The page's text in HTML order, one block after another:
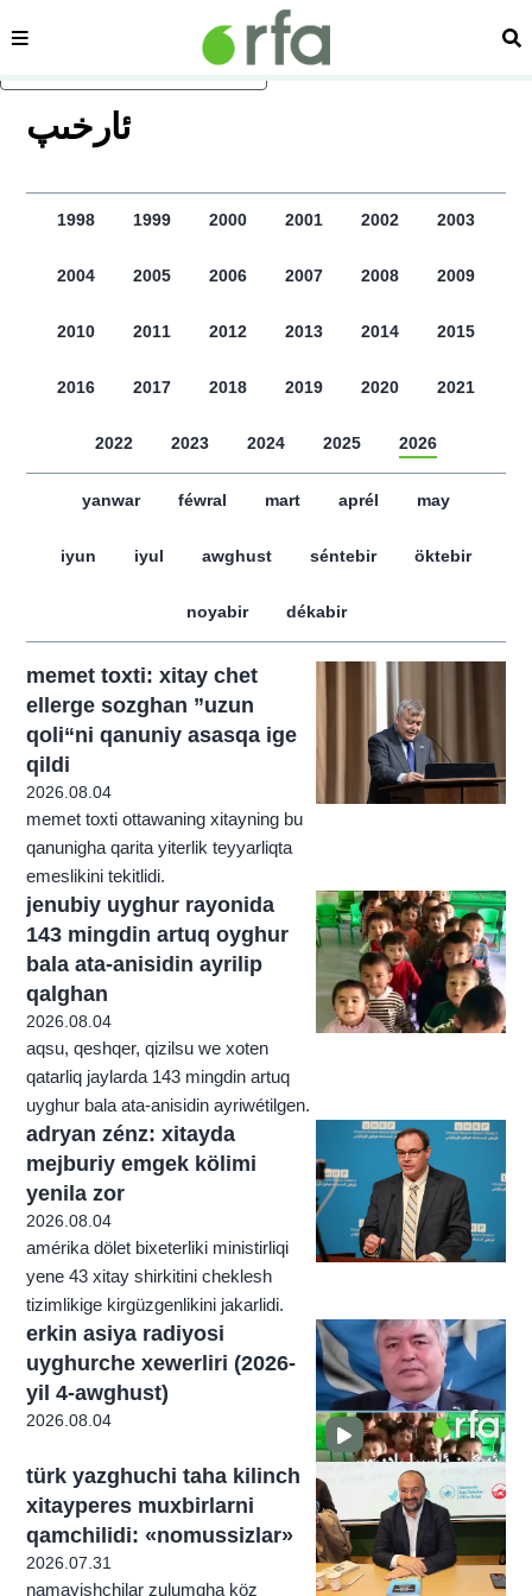
asasliq mezmungha atlang
sehipe
ﺋﺎﺭﺧﯩﭗ
1998 1999 2000 2001 2002 2003
2004 2005 2006 2007 2008 2009
2010 2011 2012 2013 2014 2015
2016 2017 2018 2019 2020 2021
2022 2023 2024 2025 2026
yanwar féwral mart aprél may
iyun iyul awghust séntebir öktebir
noyabir dékabir
memet toxti: xitay chet
ellerge sozghan ”uzun
qoli“ni qanuniy asasqa ige
qildi
2026.08.04
memet toxti ottawaning xitayning bu
qanunigha qarita yiterlik teyyarliqta
emeslikini tekitlidi.
jenubiy uyghur rayonida
143 mingdin artuq oyghur
bala ata-anisidin ayrilip
qalghan
2026.08.04
aqsu, qeshqer, qizilsu we xoten
qatarliq jaylarda 143 mingdin artuq
uyghur bala ata-anisidin ayriwétilgen.
adryan zénz: xitayda
mejburiy emgek kölimi
yenila zor
2026.08.04
amérika dölet bixeterliki ministirliqi
yene 43 xitay shirkitini cheklesh
tizimlikige kirgüzgenlikini jakarlidi.
erkin asiya radiyosi
uyghurche xewerliri (2026-
yil 4-awghust)
2026.08.04
türk yazghuchi taha kilinch
xitayperes muxbirlarni
qamchilidi: «nomussizlar»
2026.07.31
namayishchilar zulumgha köz